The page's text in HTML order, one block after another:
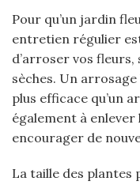
Pour qu’un jardin
entretien régulier
d’arroser vos
sèches. Un
plus efficace qu’un
également à
encourager de
La taille des